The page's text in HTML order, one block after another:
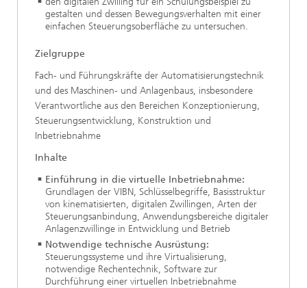
gestalten und dessen Bewegungsverhalten mit einer
einfachen Steuerungsoberfläche zu untersuchen.
Zielgruppe
Fach- und Führungskräfte der Automatisierungstechnik
und des Maschinen- und Anlagenbaus, insbesondere
Verantwortliche aus den Bereichen Konzeptionierung,
Steuerungsentwicklung, Konstruktion und
Inbetriebnahme
Inhalte
Einführung in die virtuelle Inbetriebnahme:
Grundlagen der VIBN, Schlüsselbegriffe, Basisstruktur
von kinematisierten, digitalen Zwillingen, Arten der
Steuerungsanbindung, Anwendungsbereiche digitaler
Anlagenzwillinge in Entwicklung und Betrieb
Notwendige technische Ausrüstung:
Steuerungssysteme und ihre Virtualisierung,
notwendige Rechentechnik, Software zur
Durchführung einer virtuellen Inbetriebnahme